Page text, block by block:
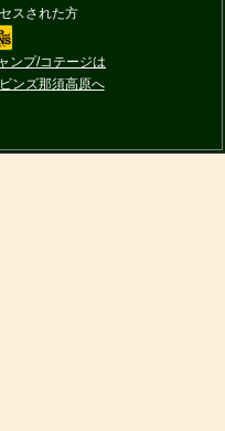
スされた方
ンプ/コテージは
ンズ那須高原へ